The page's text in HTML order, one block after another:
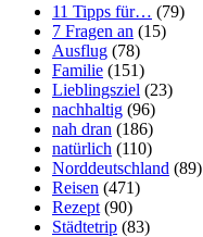
11 Tipps für… (79)
7 Fragen an (15)
Ausflug (78)
Familie (151)
Lieblingsziel (23)
nachhaltig (96)
nah dran (186)
natürlich (110)
Norddeutschland (89)
Reisen (471)
Rezept (90)
Städtetrip (83)